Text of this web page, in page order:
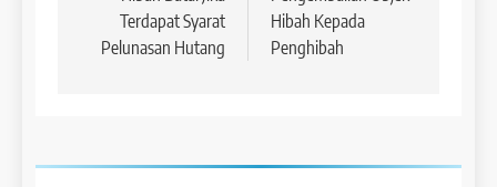
Terdapat Syarat
Pelunasan Hutang
Hibah Kepada
Penghibah